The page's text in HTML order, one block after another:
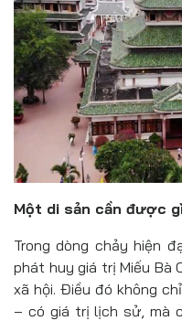
Một di sản cần được
Trong dòng chảy hiện
phát huy giá trị Miếu Bà
xã hội. Điều đó không
– có giá trị lịch sử, mà